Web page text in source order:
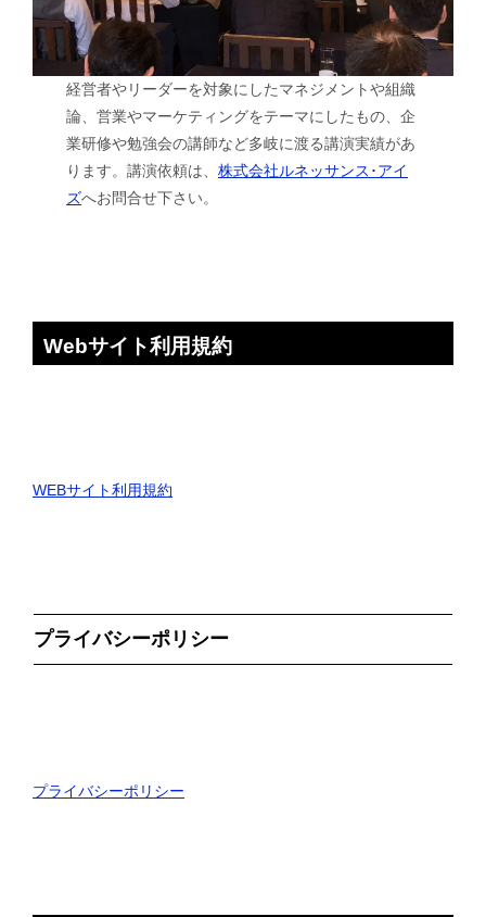
経営者やリーダーを対象にしたマネジメントや組織
論、営業やマーケティングをテーマにしたもの、企
業研修や勉強会の講師など多岐に渡る講演実績があ
ります。講演依頼は、株式会社ルネッサンス･アイ
ズへお問合せ下さい。
Webサイト利用規約
WEBサイト利用規約
プライバシーポリシー
プライバシーポリシー